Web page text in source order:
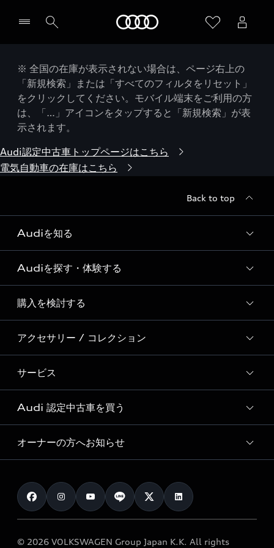
※ 全国の在庫が表示されない場合は、ページ右上の
「新規検索」または「すべてのフィルタをリセット」
をクリックしてください。モバイル端末をご利用の方
は、「…」アイコンをタップすると「新規検索」が表
示されます。
Audi認定中古車トップページはこちら
電気自動車の在庫はこちら
Back to top
Audiを知る
Audi ブランド
Story of Progress
Audi Sport
Formula 1®
デジタルサービス
Audiを探す・体験する
ディーラー検索
新車在庫検索
試乗車・展示車検索
見積り依頼
試乗予約
購入を検討する
モデル一覧
特別仕様モデル / 限定モデル
e-tronラインアップ
価格シミュレーション
車両比較
カタログ一覧
アクセサリー / コレクション
純正アクセサリー
オンラインショップ
Audi collection
アウディナビアプリ
サービス
サービス入庫予約
サービスプログラム
メンテナンス
車検 / 定期点検
e-tronアフターサポート
Audi 認定中古車を買う
Audi認定中古車
クオリティ
保証
メンテナンス
オーナーの方へお知らせ
お知らせ
オーナー様向けキャンペーン
© 2026 VOLKSWAGEN Group Japan K.K. All rights